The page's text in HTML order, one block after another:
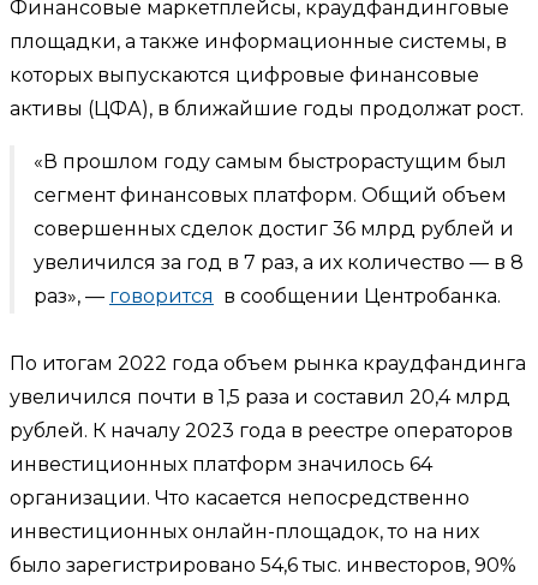
Финансовые маркетплейсы, краудфандинговые
площадки, а также информационные системы, в
которых выпускаются цифровые финансовые
активы (ЦФА), в ближайшие годы продолжат рост.
«В прошлом году самым быстрорастущим был
сегмент финансовых платформ. Общий объем
совершенных сделок достиг 36 млрд рублей и
увеличился за год в 7 раз, а их количество — в 8
раз», — говорится в сообщении Центробанка.
По итогам 2022 года объем рынка краудфандинга
увеличился почти в 1,5 раза и составил 20,4 млрд
рублей. К началу 2023 года в реестре операторов
инвестиционных платформ значилось 64
организации. Что касается непосредственно
инвестиционных онлайн-площадок, то на них
было зарегистрировано 54,6 тыс. инвесторов, 90%